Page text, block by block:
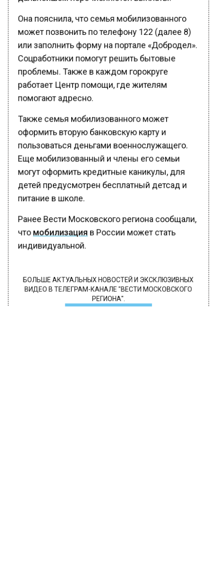
Она пояснила, что семья мобилизованного
может позвонить по телефону 122 (далее 8)
или заполнить форму на портале «Добродел».
Соцработники помогут решить бытовые
проблемы. Также в каждом горокруге
работает Центр помощи, где жителям
помогают адресно.
Также семья мобилизованного может
оформить вторую банковскую карту и
пользоваться деньгами военнослужащего.
Еще мобилизованный и члены его семьи
могут оформить кредитные каникулы, для
детей предусмотрен бесплатный детсад и
питание в школе.
Ранее Вести Московского региона сообщали,
чтомобилизацияв России может стать
индивидуальной.
БОЛЬШЕ АКТУАЛЬНЫХ НОВОСТЕЙ И ЭКСКЛЮЗИВНЫХ
ВИДЕО В ТЕЛЕГРАМ-КАНАЛЕ "ВЕСТИ МОСКОВСКОГО
РЕГИОНА".